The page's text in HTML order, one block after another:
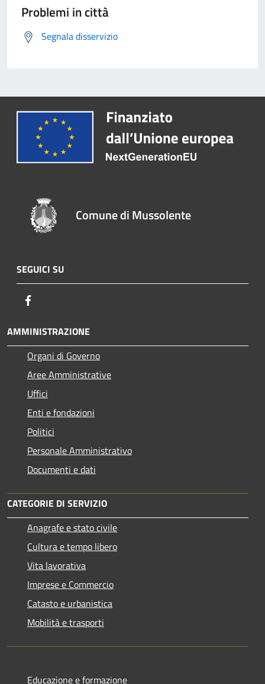
Problemi in città
Segnala disservizio
Comune di Mussolente
SEGUICI SU
AMMINISTRAZIONE
Organi di Governo
Aree Amministrative
Uffici
Enti e fondazioni
Politici
Personale Amministrativo
Documenti e dati
CATEGORIE DI SERVIZIO
Anagrafe e stato civile
Cultura e tempo libero
Vita lavorativa
Imprese e Commercio
Catasto e urbanistica
Mobilità e trasporti
Educazione e formazione